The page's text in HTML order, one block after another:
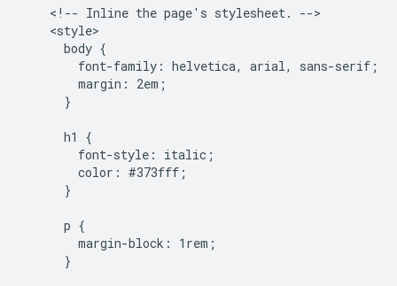
    <!-- Inline the page's stylesheet. -->
    <style>
      body {
        font-family: helvetica, arial, sans-serif;
        margin: 2em;
      }
      h1 {
        font-style: italic;
        color: #373fff;
      }
      p {
        margin-block: 1rem;
      }